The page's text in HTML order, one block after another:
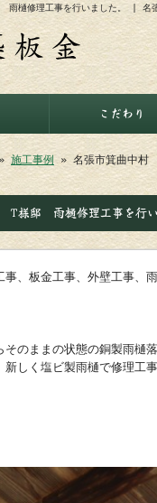
樋修理工事を行いました。 | 名張
こだわり
施工事例 » 名張市箕曲中村
T様邸 雨樋修理工事を行い
事、板金工事、外壁工事
そのままの状態の銅製雨樋
しく塩ビ製雨樋で修理工事